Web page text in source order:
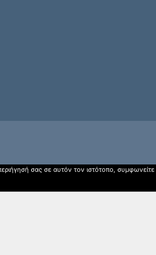
σας σε αυτόν τον ιστότοπο,